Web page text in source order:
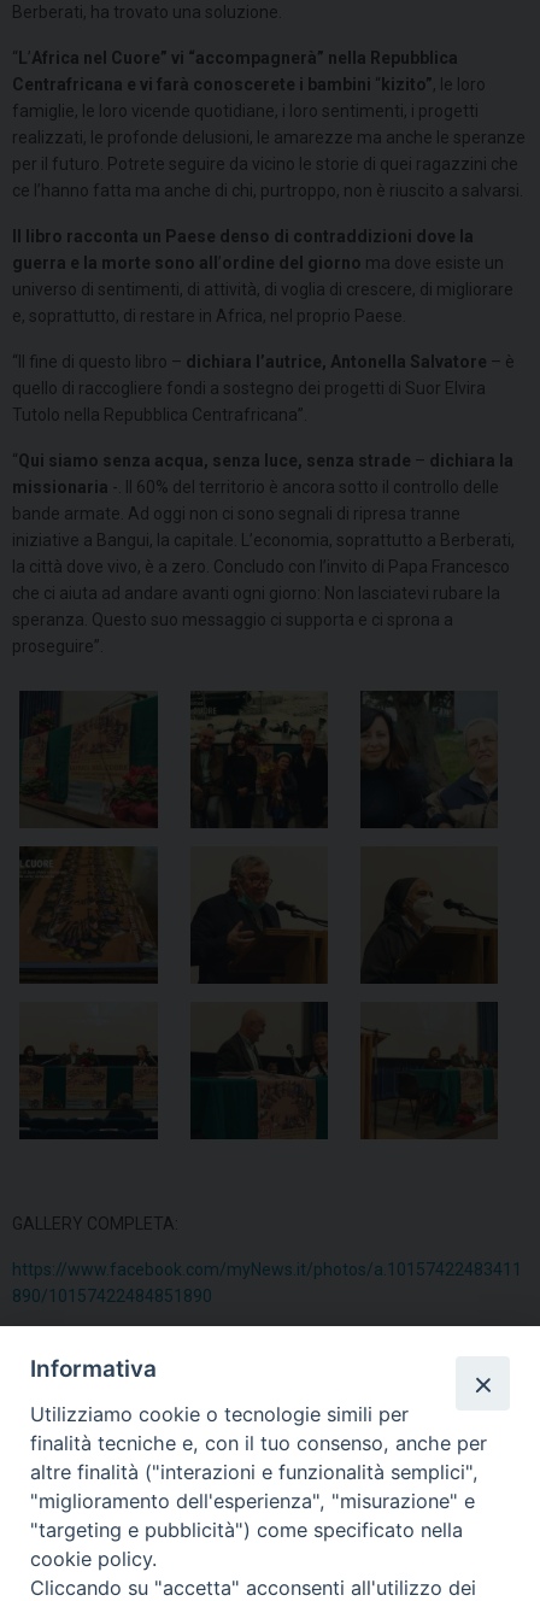
Berberati, ha trovato una soluzione.
“ ’Africa nel Cuore” vi “accompagnerà” nella Repubblica
Centrafricana e vi farà conoscerete i bambini “ kizito”, le loro
famiglie, le loro vicende quotidiane, i loro sentimenti, i progetti
realizzati, le profonde delusioni, le amarezze ma anche le speranze
per il futuro. Potrete seguire da vicino le storie di quei ragazzini che
ce l’hanno fatta ma anche di chi, purtroppo, non è riuscito a salvarsi.
Il libro racconta un Paese denso di contraddizioni dove la
guerra e la morte sono all ’ordine del giorno ma dove esiste un
universo di sentimenti, di attività, di voglia di crescere, di migliorare
e, soprattutto, di restare in Africa, nel proprio Paese.
“Il fine di questo libro – dichiara l’autrice, Antonella Salvatore – è
quello di raccogliere fondi a sostegno dei progetti di Suor Elvira
Tutolo nella Repubblica Centrafricana”.
“Qui siamo senza acqua, senza luce, senza strade – dichiara la
missionaria -. Il 60% del territorio è ancora sotto il controllo delle
bande armate. Ad oggi non ci sono segnali di ripresa tranne
iniziative a Bangui, la capitale. L’economia, soprattutto a Berberati,
la città dove vivo, è a zero. Concludo con l’invito di Papa Francesco
che ci aiuta ad andare avanti ogni giorno: Non lasciatevi rubare la
speranza. Questo suo messaggio ci supporta e ci sprona a
proseguire”.
GALLERY COMPLETA:
https://www.facebook.com/myNews.it/photos/a.10157422483411
890/10157422484851890
condividi su
F
a
c
e
P
i
n
t
L
i
n
k
X
T
h
r
e
W
h
a
t
T
e
l
e
E
suor Elvira Tutolo
Informativa
Utilizziamo cookie o tecnologie simili per
finalità tecniche e, con il tuo consenso, anche per
altre finalità ("interazioni e funzionalità semplici",
"miglioramento dell'esperienza", "misurazione" e
"targeting e pubblicità") come specificato nella
cookie policy.
Cliccando su "accetta" acconsenti all'utilizzo dei